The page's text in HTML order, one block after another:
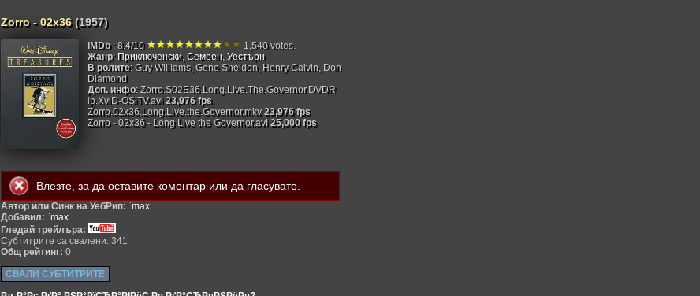
Zorro - 02x36(1957)
IMDb: 8.4/10
1,540 votes.
Жанр: Приключенски, Семеен, Уестърн
В ролите: Guy Williams, Gene Sheldon, Henry Calvin, Don
Diamond
Доп. инфо: Zorro.S02E36.Long.Live.The.Governor.DVDR
ip.XviD-OSiTV.avi23,976 fps
Zorro.02x36.Long.Live.the.Governor.mkv23,976 fps
Zorro - 02x36 - Long Live the Governor.avi25,000 fps
Влезте , за да оставите коментар или да гласувате.
Автор или Синк на УебРип: `max
Добавил: `max
Гледай трейлъра:
Субтитрите са свалени: 341
Общ рейтинг: 0
СВАЛИ СУБТИТРИТЕ